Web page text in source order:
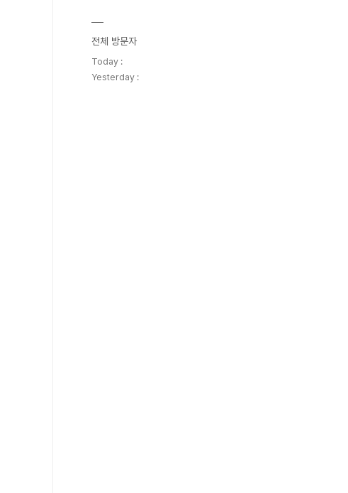
전체 방문자
Today :
Yesterday :